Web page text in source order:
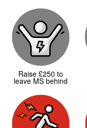
Raise £250 to
leave MS behind